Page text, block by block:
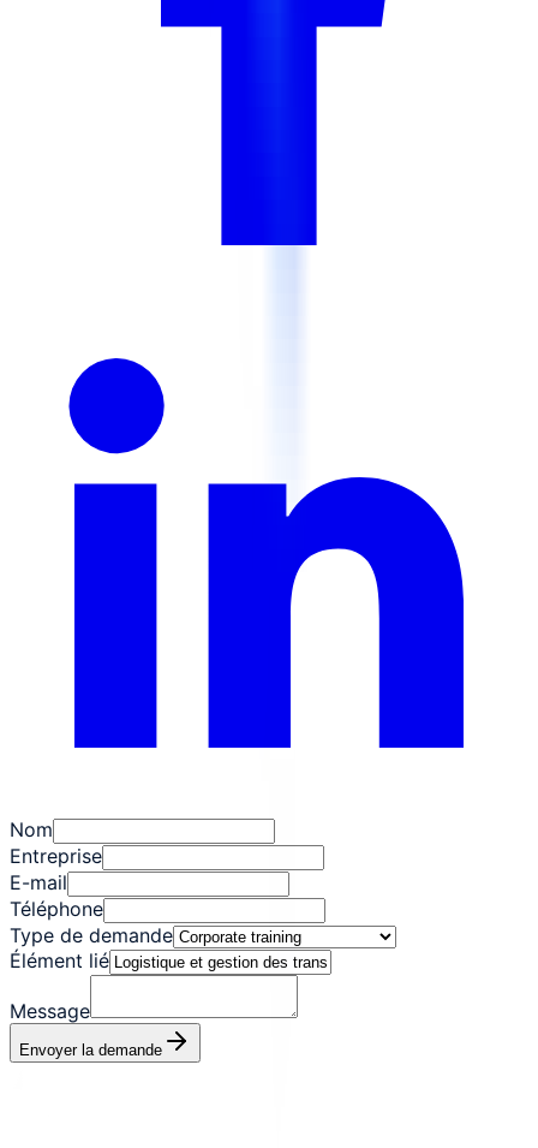
Nom
Entreprise
E-mail
Téléphone
Type de demande
Élément lié
Message
Envoyer la demande